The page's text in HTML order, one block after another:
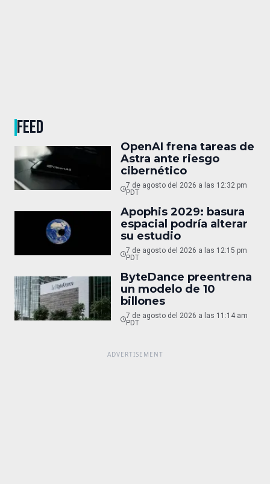
FEED
OpenAI frena tareas de
Astra ante riesgo
cibernético
7 de agosto del 2026 a las 12:32 pm
PDT
Apophis 2029: basura
espacial podría alterar
su estudio
7 de agosto del 2026 a las 12:15 pm
PDT
ByteDance preentrena
un modelo de 10
billones
7 de agosto del 2026 a las 11:14 am
PDT